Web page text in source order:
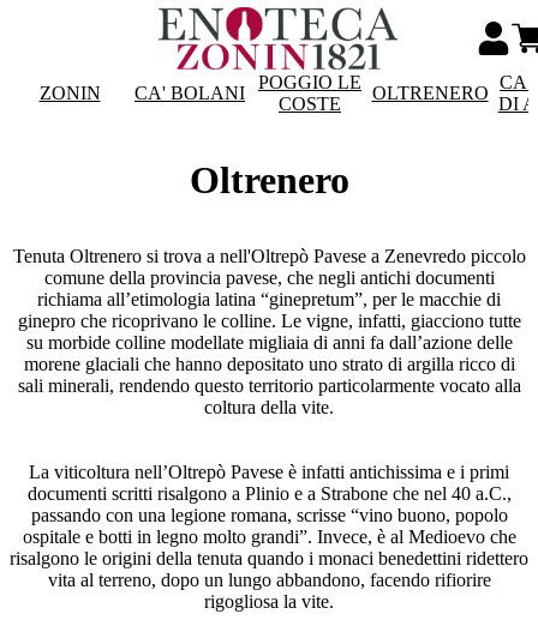
ZONIN CA' BOLANI
POGGIO LE
COSTE
OLTRENERO
DI
Oltrenero
Tenuta Oltrenero si trova a nell'Oltrepò Pavese a Zenevredo piccolo
comune della provincia pavese, che negli antichi documenti
richiama all’etimologia latina “ginepretum”, per le macchie di
ginepro che ricoprivano le colline. Le vigne, infatti, giacciono tutte
su morbide colline modellate migliaia di anni fa dall’azione delle
morene glaciali che hanno depositato uno strato di argilla ricco di
sali minerali, rendendo questo territorio particolarmente vocato alla
coltura della vite.
La viticoltura nell’Oltrepò Pavese è infatti antichissima e i primi
documenti scritti risalgono a Plinio e a Strabone che nel 40 a.C.,
passando con una legione romana, scrisse “vino buono, popolo
ospitale e botti in legno molto grandi”. Invece, è al Medioevo che
risalgono le origini della tenuta quando i monaci benedettini ridettero
vita al terreno, dopo un lungo abbandono, facendo rifiorire
rigogliosa la vite.